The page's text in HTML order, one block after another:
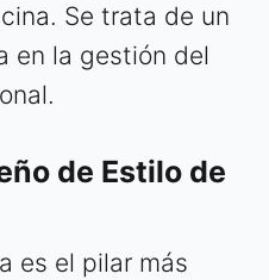
Se trata de un
en la gestión del
de Estilo de
es el pilar más